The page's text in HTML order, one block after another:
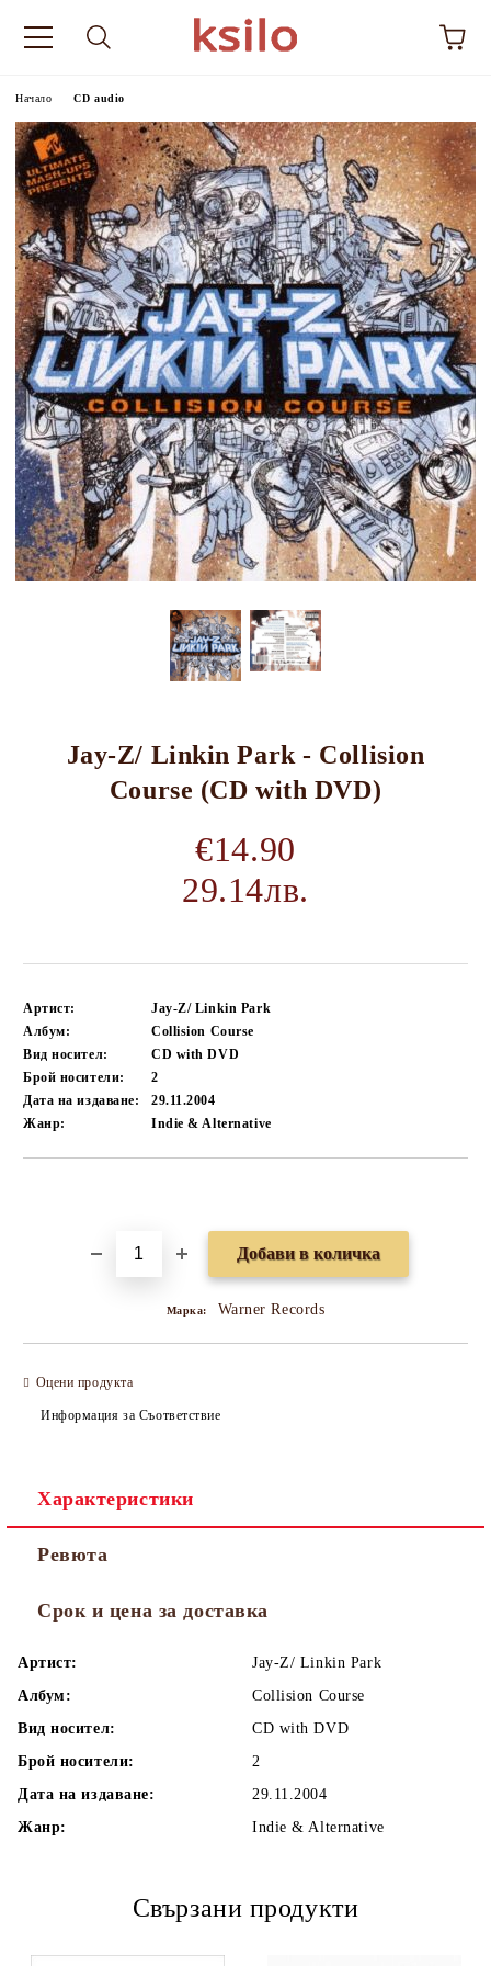
Начало CD audio
Jay-Z/ Linkin Park - Collision
Course (CD with DVD)
€14.90
29.14лв.
Артист:
Jay-Z/ Linkin Park
Албум:
Collision Course
Вид носител:
CD with DVD
Брой носители:
2
Дата на издаване:
29.11.2004
Жанр:
Indie & Alternative
Марка: Warner Records
Оцени продукта
Информация за Съответствие
Характеристики
Ревюта
Срок и цена за доставка
Артист:
Jay-Z/ Linkin Park
Албум:
Collision Course
Вид носител:
CD with DVD
Брой носители:
2
Дата на издаване:
29.11.2004
Жанр:
Indie & Alternative
Свързани продукти